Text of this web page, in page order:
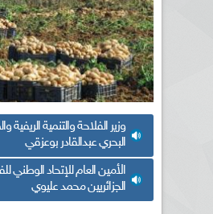
وزير الفلاحة والتنمية الريفية
البحري عبدالقادر بوعزقي
الأمين العام للإتحاد الوطني
الجزائريين محمد عليوي